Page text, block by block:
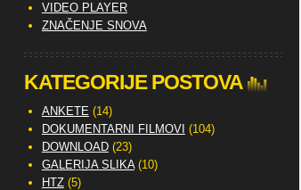
VIDEO PLAYER
ZNAČENJE SNOVA
KATEGORIJE POSTOVA
ANKETE (14)
DOKUMENTARNI FILMOVI (104)
DOWNLOAD(23)
GALERIJA SLIKA(10)
HTZ(5)